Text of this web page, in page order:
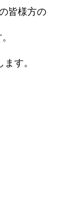
皆様方の
す。